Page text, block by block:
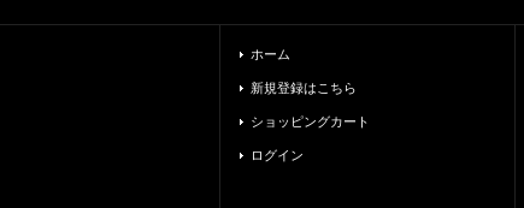
ホーム
新規登録はこちら
ショッピングカート
ログイン